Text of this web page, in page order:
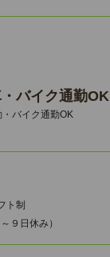
バイク通勤OK
バイク通勤OK
ト制
９日休み）